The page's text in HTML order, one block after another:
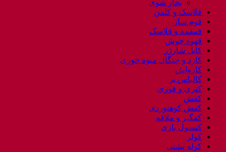
بخار شوی
فلاسک و کلمن
فوم ساز
قمقمه و فلاسک
قهوه جوش
کابل شارژر
کارد و چنگال میوه خوری
کارواش
کالباس بر
کتری و قوری
کفش
کفش کوهنوردی
کفگیر و ملاقه
کنسول بازی
کولر
کوله پشتی